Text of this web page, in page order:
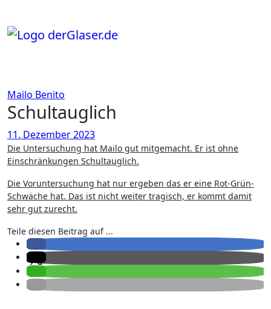
springen
Mailo Benito
Schultauglich
11. Dezember 2023
Die Untersuchung hat Mailo gut mitgemacht. Er ist ohne
Einschränkungen Schultauglich.
Die Voruntersuchung hat nur ergeben das er eine Rot-Grün-
Schwäche hat. Das ist nicht weiter tragisch, er kommt damit
sehr gut zurecht.
Teile diesen Beitrag auf ...